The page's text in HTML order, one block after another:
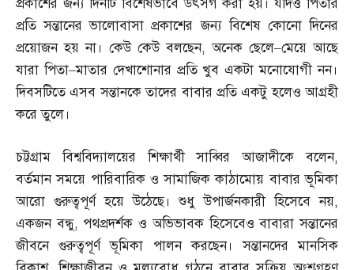
প্রকাশের জন্য দিনটি বিশেষভাবে উৎসর্গ করা হয়। যদিও পিতার
প্রতি সন্তানের ভালোবাসা প্রকাশের জন্য বিশেষ কোনো দিনের
প্রয়োজন হয় না। কেউ কেউ বলছেন,অনেক ছেলে–মেয়ে আছে
যারা পিতা–মাতার দেখাশোনার প্রতি খুব একটা মনোযোগী নন।
দিবসটিতে এসব সন্তানকে তাদের বাবার প্রতি একটু হলেও আগ্রহী
করে তুলে।
চট্টগ্রাম বিশ্ববিদ্যালয়ের শিক্ষার্থী সাব্বির আজাদীকে বলেন,
বর্তমান সময়ে পারিবারিক ও সামাজিক কাঠামোয় বাবার ভূমিকা
আরো গুরুত্বপূর্ণ হয়ে উঠেছে। শুধু উপার্জনকারী হিসেবে নয়,
একজন বন্ধু, পথপ্রদর্শক ও অভিভাবক হিসেবেও বাবারা সন্তানের
জীবনে গুরুত্বপূর্ণ ভূমিকা পালন করছেন। সন্তানদের মানসিক